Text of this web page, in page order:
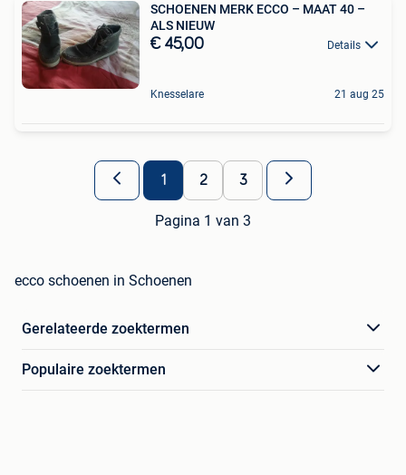
SCHOENEN MERK ECCO – MAAT 40 –
ALS NIEUW
€ 45,00 Details
Knesselare 21 aug 25
1 2 3
Pagina 1 van 3
ecco schoenen in Schoenen
Gerelateerde zoektermen
Populaire zoektermen